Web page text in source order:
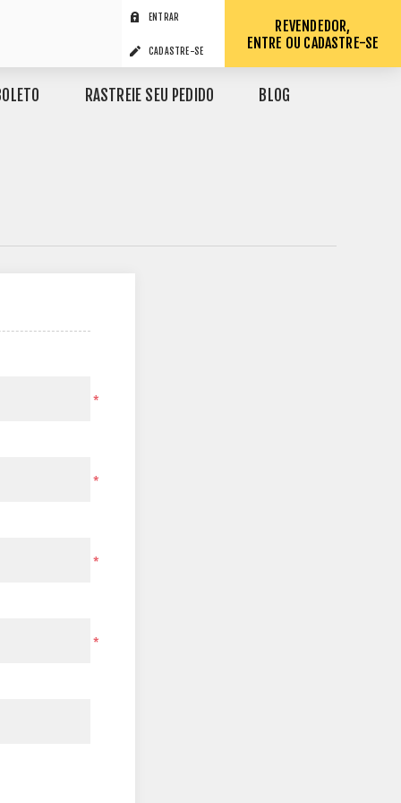
ENTRAR
CADASTRE-SE
REVENDEDOR,
ENTRE OU CADASTRE-SE
RASTREIE SEU PEDIDO BLOG
*
*
*
*